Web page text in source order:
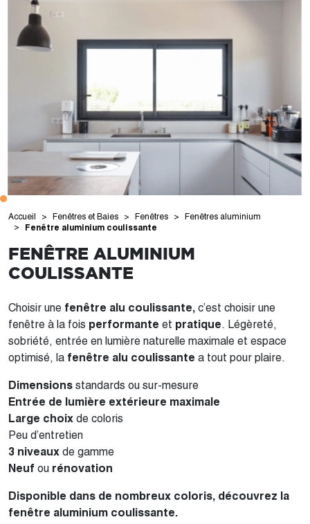
Accueil Fenêtres et Baies Fenêtres Fenêtres aluminium
Fenêtre aluminium coulissante
FENÊTRE ALUMINIUM
COULISSANTE
Choisir une fenêtre alu coulissante, c’est choisir une
fenêtre à la fois performante et pratique. Légèreté,
sobriété, entrée en lumière naturelle maximale et espace
optimisé, la fenêtre alu coulissante a tout pour plaire.
Dimensions standards ou sur-mesure
Entrée de lumière extérieure maximale
Large choix de coloris
Peu d’entretien
3 niveaux de gamme
Neuf ou rénovation
Disponible dans de nombreux coloris, découvrez la
fenêtre aluminium coulissante.